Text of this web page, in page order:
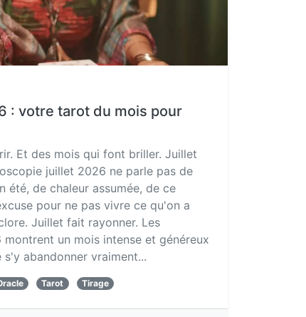
: votre tarot du mois pour
Et des mois qui font briller. Juillet
juillet 2026 ne parle pas de
été, de chaleur assumée, de ce
pour ne pas vivre ce qu'on a
Juillet fait rayonner. Les
un mois intense et généreux
abandonner vraiment...
Tarot Tirage